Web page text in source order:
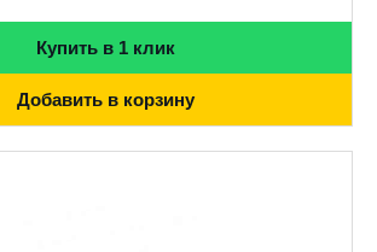
Купить в 1 клик
Добавить в корзину